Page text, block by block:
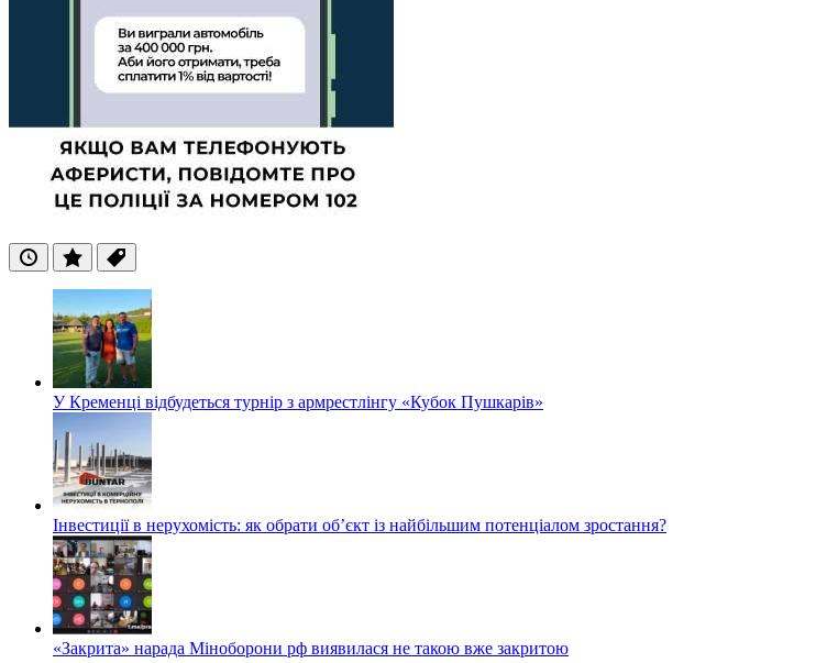
ОстанніПопулярні
Теги
У Кременці відбудеться турнір з армрестлінгу «Кубок Пушкарів»
Інвестиції в нерухомість: як обрати об’єкт із найбільшим потенціалом зростання?
«Закрита» нарада Міноборони рф виявилася не такою вже закритою